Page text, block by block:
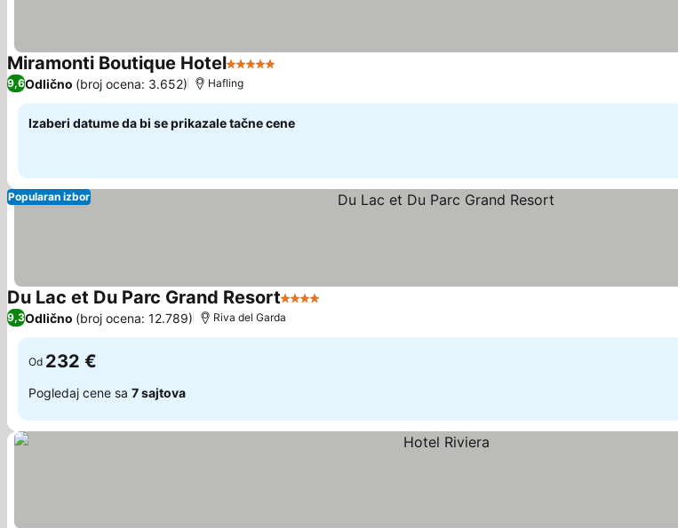
Miramonti Boutique Hotel5 Zvezdice
9,6Odlično (broj ocena: 3.652) Hafling
Izaberi datume da bi se prikazale tačne cene
Popularan izbor
Du Lac et Du Parc Grand Resort4 Zvezdice
9,3Odlično (broj ocena: 12.789) Riva del Garda
Od 232 €
Pogledaj cene sa 7 sajtova